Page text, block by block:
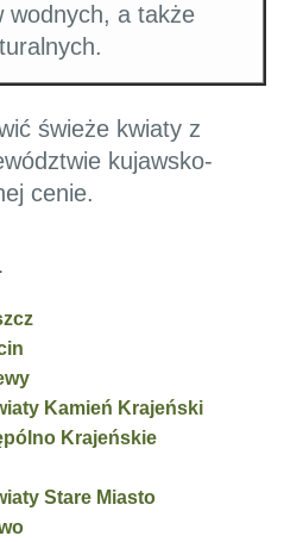
wodnych, a także
świeże kwiaty z
kujawsko-
cenie.
Kamień Krajeński
Krajeńskie
Stare Miasto